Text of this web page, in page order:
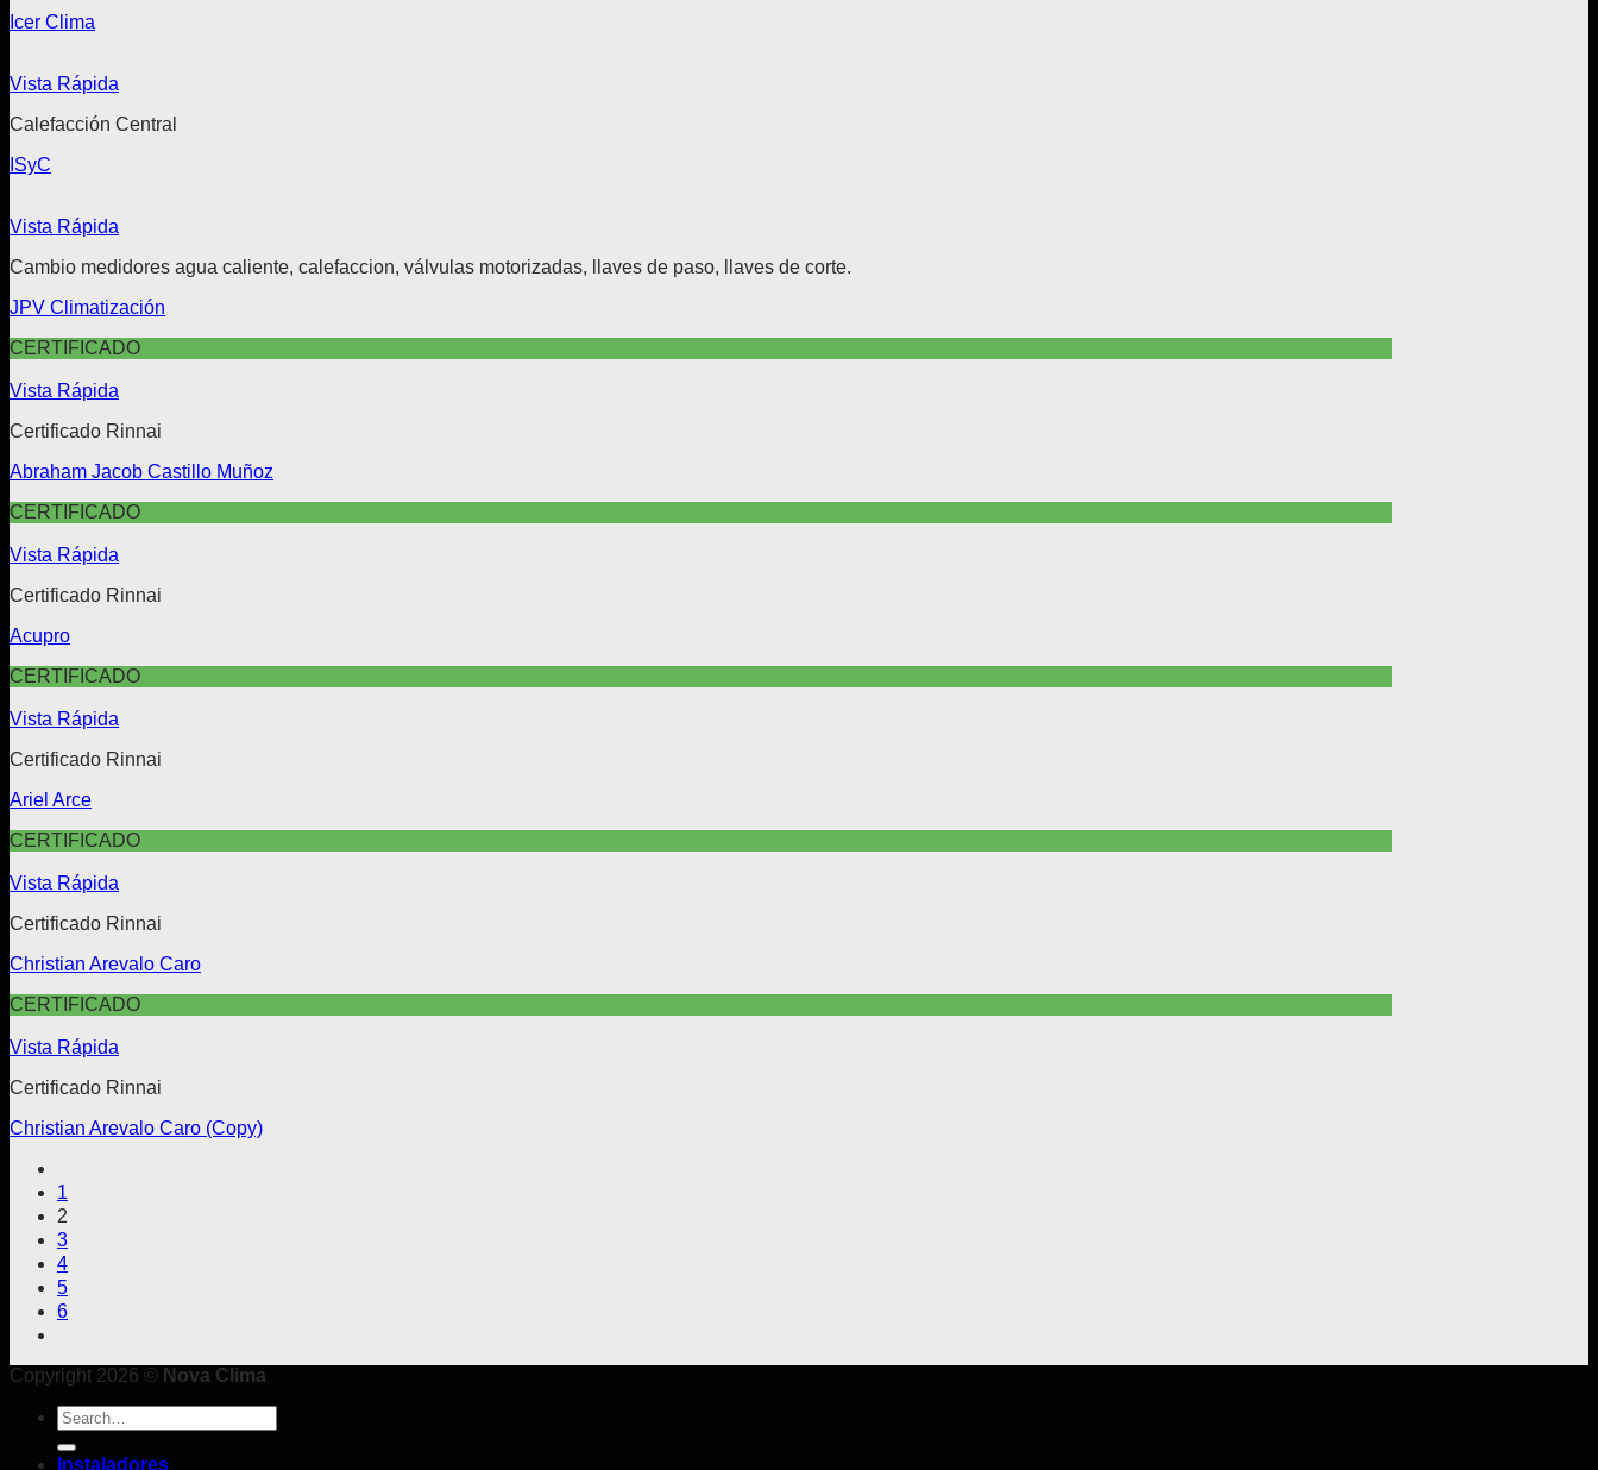
Icer Clima
Vista Rápida
Calefacción Central
ISyC
Vista Rápida
Cambio medidores agua caliente, calefaccion, válvulas motorizadas, llaves de paso, llaves de corte.
JPV Climatización
CERTIFICADO
Vista Rápida
Certificado Rinnai
Abraham Jacob Castillo Muñoz
CERTIFICADO
Vista Rápida
Certificado Rinnai
Acupro
CERTIFICADO
Vista Rápida
Certificado Rinnai
Ariel Arce
CERTIFICADO
Vista Rápida
Certificado Rinnai
Christian Arevalo Caro
CERTIFICADO
Vista Rápida
Certificado Rinnai
Christian Arevalo Caro (Copy)
1
2
3
4
5
6
Copyright 2026 © Nova Clima
Search
for:
Instaladores